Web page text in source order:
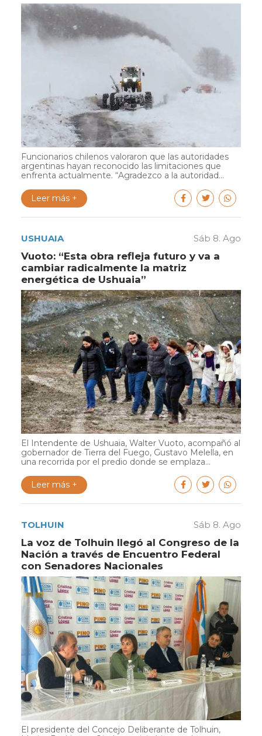
Funcionarios chilenos valoraron que las autoridades
argentinas hayan reconocido las limitaciones que
enfrenta actualmente. “Agradezco a la autoridad...
Leer más +
USHUAIA Sáb 8. Ago
Vuoto: “Esta obra refleja futuro y va a
cambiar radicalmente la matriz
energética de Ushuaia”
El Intendente de Ushuaia, Walter Vuoto, acompañó al
gobernador de Tierra del Fuego, Gustavo Melella, en
una recorrida por el predio donde se emplaza...
Leer más +
TOLHUIN Sáb 8. Ago
La voz de Tolhuin llegó al Congreso de la
Nación a través de Encuentro Federal
con Senadores Nacionales
El presidente del Concejo Deliberante de Tolhuin,